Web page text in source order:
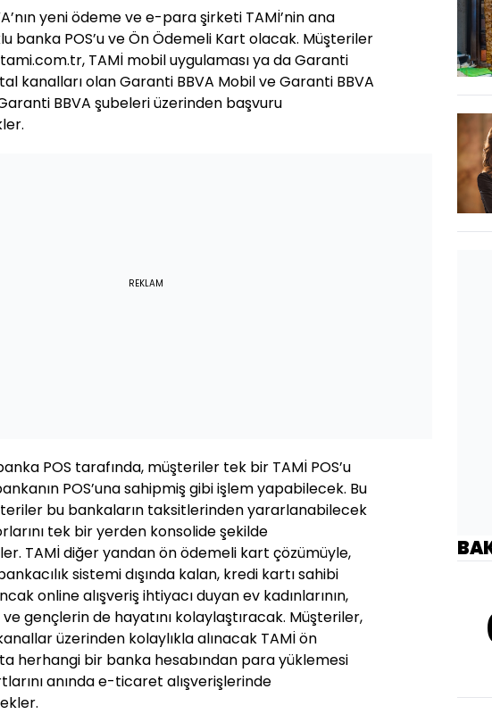
yeni ödeme ve e-para şirketi TAMİ’nin ana
banka POS’u ve Ön Ödemeli Kart olacak. Müşteriler
TAMİ mobil uygulaması ya da Garanti
kanalları olan Garanti BBVA Mobil ve Garanti BBVA
BBVA şubeleri üzerinden başvuru
REKLAM
POS tarafında, müşteriler tek bir TAMİ POS’u
POS’una sahipmiş gibi işlem yapabilecek. Bu
bu bankaların taksitlerinden yararlanabilecek
tek bir yerden konsolide şekilde
TAMİ diğer yandan ön ödemeli kart çözümüyle,
sistemi dışında kalan, kredi kartı sahibi
online alışveriş ihtiyacı duyan ev kadınlarının,
gençlerin de hayatını kolaylaştıracak. Müşteriler,
üzerinden kolaylıkla alınacak TAMİ ön
herhangi bir banka hesabından para yüklemesi
anında e-ticaret alışverişlerinde